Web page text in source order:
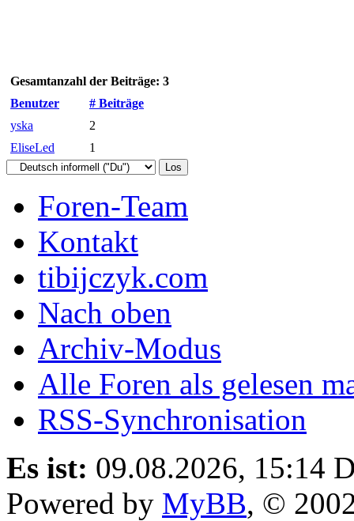
Gesamtanzahl der Beiträge: 3
Benutzer
# Beiträge
yska
2
EliseLed
1
Foren-Team
Kontakt
tibijczyk.com
Nach oben
Archiv-Modus
Alle Foren als gelesen
RSS-Synchronisation
Es ist: 09.08.2026, 15:14
Powered by MyBB, ©